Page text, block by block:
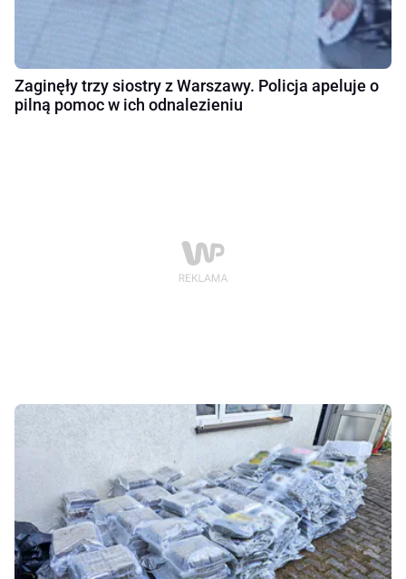
Zaginęły trzy siostry z Warszawy. Policja apeluje o
pilną pomoc w ich odnalezieniu